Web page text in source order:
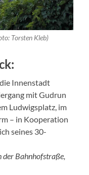
Torsten Kleb)
Innenstadt
mit Gudrun
Ludwigsplatz, im
– in Kooperation
seines 30-
der Bahnhofstraße,